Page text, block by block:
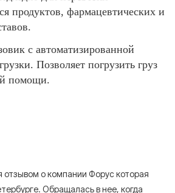
продуктов, фармацевтических и
с автоматизированной
Позволяет погрузить груз
помощи.
отзывом о компании Форус которая
Обращалась в нее, когда